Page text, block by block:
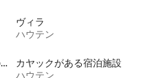
ヴィラ
ハウテン
露天風呂・ジャグジー付きの宿泊施設
カヤックがある宿泊施設
ハウテン